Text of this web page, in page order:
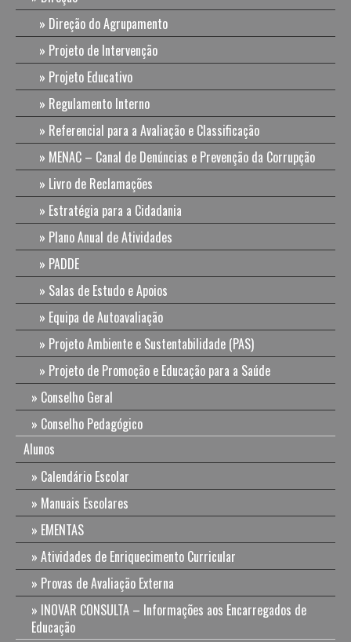
Direção do Agrupamento
Projeto de Intervenção
Projeto Educativo
Regulamento Interno
Referencial para a Avaliação e Classificação
MENAC – Canal de Denúncias e Prevenção da Corrupção
Livro de Reclamações
Estratégia para a Cidadania
Plano Anual de Atividades
PADDE
Salas de Estudo e Apoios
Equipa de Autoavaliação
Projeto Ambiente e Sustentabilidade (PAS)
Projeto de Promoção e Educação para a Saúde
Conselho Geral
Conselho Pedagógico
Alunos
Calendário Escolar
Manuais Escolares
EMENTAS
Atividades de Enriquecimento Curricular
Provas de Avaliação Externa
INOVAR CONSULTA – Informações aos Encarregados de
Educação